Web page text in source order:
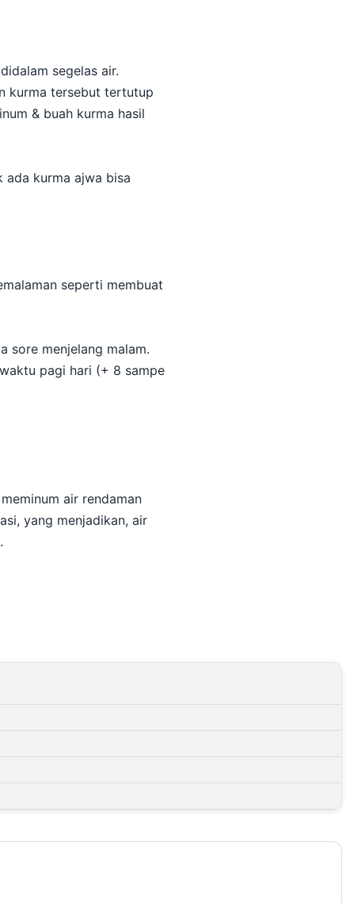
segelas air.
kurma tersebut tertutup
& buah kurma hasil
ada kurma ajwa bisa
seperti membuat
sore menjelang malam.
pagi hari (+ 8 sampe
air rendaman
yang menjadikan, air